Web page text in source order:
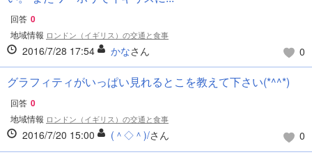
回答 0
地域情報 ロンドン（イギリス）の交通と食事
2016/7/28 17:54 かなさん 0
グラフィティがいっぱい見れるとこを教えて下さい(*^^*)
回答 0
地域情報 ロンドン（イギリス）の交通と食事
2016/7/20 15:00 (＾◇＾)/さん 0